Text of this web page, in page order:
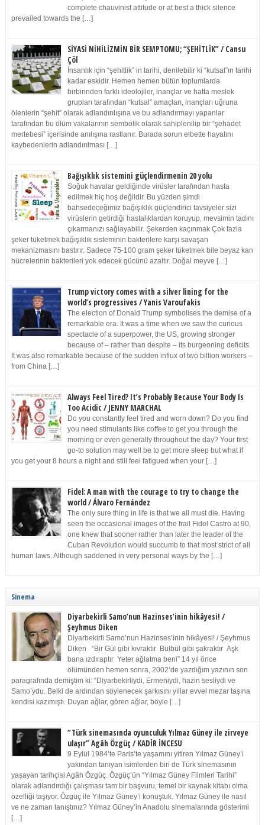
complete chauvinist attitude or at best a thick silence
prevailed towards the […]
SİYASİ NİHİLİZMİN BİR SEMPTOMU; “ŞEHİTLİK” / Cansu
Çöl
İnsanlık için “şehitlik” in tarihi, denilebilir ki “kutsal”ın tarihi
kadar eskidir. Hemen hemen bütün toplumlarda
birbirinden farklı ideolojiler, inançlar ve hatta meslek
grupları tarafından “kutsal” amaçları, inançları uğruna
ölenlerin “şehit” olarak adlandırılışına ve bu adlandırmayı yapanlar
tarafından bu ölüm vakalarının sembolik olarak sahiplenilip bir “şehadet
mertebesi” içerisinde anılışına rastlanır. Burada sorun elbette hayatını
kaybedenlerin adlandırılması […]
Bağışıklık sistemini güçlendirmenin 20 yolu
Soğuk havalar geldiğinde virüsler tarafından hasta
edilmek hiç hoş değildir. Bu yüzden şimdi
bahsedeceğimiz bağışıklık güçlendirici tavsiyeler sizi
virüslerin getirdiği hastalıklardan koruyup, mevsimin tadını
çıkarmanızı sağlayabilir. Şekerden kaçınmak Çok fazla
şeker tüketmek bağışıklık sisteminin bakterilere karşı savaşan
mekanizmasını bastırır. Sadece 75-100 gram şeker tüketmek bile beyaz kan
hücrelerinin bakterileri yok edecek gücünü azaltır. Doğal meyve […]
Trump victory comes with a silver lining for the
world’s progressives / Yanis Varoufakis
The election of Donald Trump symbolises the demise of a
remarkable era. It was a time when we saw the curious
spectacle of a superpower, the US, growing stronger
because of – rather than despite – its burgeoning deficits.
It was also remarkable because of the sudden influx of two billion workers –
from China […]
Always Feel Tired? It’s Probably Because Your Body Is
Too Acidic / JENNY MARCHAL
Do you constantly feel tired and worn down? Do you find
you need stimulants like coffee to get you through the
morning or even generally throughout the day? Your first
go-to solution may well be to get more sleep but what if
you get your 8 hours a night and still feel fatigued when your […]
Fidel: A man with the courage to try to change the
world / Álvaro Fernández
The only sure thing in life is that we all must die. Having
seen the occasional images of the frail Fidel Castro at 90,
one knew that sooner rather than later the leader of the
Cuban Revolution would succumb to that most strict of all
human laws. Although saddened in very personal ways by the […]
Sinema
Diyarbekirli Samo’nun Hazinses’inin hikâyesi! /
Şeyhmus Diken
Diyarbekirli Samo’nun Hazinses’inin hikâyesi! / Şeyhmus
Diken “Bir Gül gibi kıvraktır Bülbül gibi şakraktır Aşk
bana ızdıraptır Yeter ağlatma beni” 14 yıl önce
ölümünden hemen sonra, 2002’de yazdığım yazının son
paragrafında demiştim ki: “Diyarbekirliydi, Ermeniydi, hazin sesliydi ve
Samo’ydu. Belki de ardından söylenecek şarkısını yıllar evvel mezar taşına
kendisi kazımıştı. Duyan ağlar, gören ağlar, böyle […]
“Türk sinemasında oyunculuk Yılmaz Güney ile zirveye
ulaşır” Agâh Özgüç / KADİR İNCESU
9 Eylül 1984’te Paris’te yaşamını yitiren Yılmaz Güney’i
yakından tanıyan isimlerden biri de Türk sinemasının
yaşayan tarihçisi Agâh Özgüç. Özgüç’ün “Yılmaz Güney Filmleri Tarihi”
olarak adlandırdığı çalışması tam bir başvuru, temel bir kaynak kitabı olma
özelliği taşıyor. Özgüç ile Yılmaz Güney’i konuştuk. Yılmaz Güney ile nasıl
ve ne zaman tanıştınız? Yılmaz Güney’in Anadolu sinemalarında gösterimi
[…]